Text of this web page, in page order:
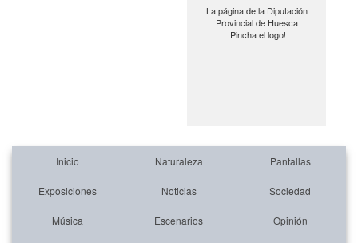
La página de la Diputación
Provincial de Huesca
¡Pincha el logo!
Inicio Naturaleza Pantallas
Exposiciones Noticias Sociedad
Música Escenarios Opinión